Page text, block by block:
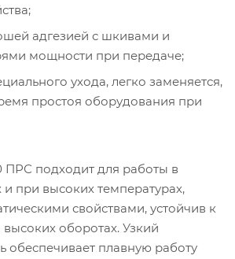
адгезией с шкивами и
мощности при передаче;
ухода, легко заменяется,
простоя оборудования при
ПРС подходит для работы в
при высоких температурах,
свойствами, устойчив к
оборотах. Узкий
обеспечивает плавную работу